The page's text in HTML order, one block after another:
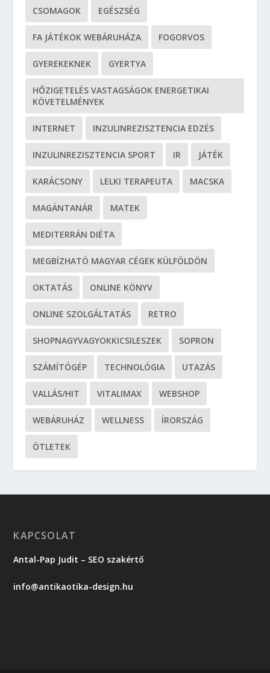
CSOMAGOK EGÉSZSÉG
FA JÁTÉKOK WEBÁRUHÁZA FOGORVOS
GYEREKEKNEK GYERTYA
HŐZIGETELÉS VASTAGSÁGOK ENERGETIKAI
KÖVETELMÉNYEK
INTERNET INZULINREZISZTENCIA EDZÉS
INZULINREZISZTENCIA SPORT IR JÁTÉK
KARÁCSONY LELKI TERAPEUTA MACSKA
MAGÁNTANÁR MATEK
MEDITERRÁN DIÉTA
MEGBÍZHATÓ MAGYAR CÉGEK KÜLFÖLDÖN
OKTATÁS ONLINE KÖNYV
ONLINE SZOLGÁLTATÁS RETRO
SHOPNAGYVAGYOKKICSILESZEK SOPRON
SZÁMÍTÓGÉP TECHNOLÓGIA UTAZÁS
VALLÁS/HIT VITALIMAX WEBSHOP
WEBÁRUHÁZ WELLNESS ÍRORSZÁG
ÖTLETEK
KAPCSOLAT
Antal-Pap Judit – SEO szakértő
info@antikaotika-design.hu